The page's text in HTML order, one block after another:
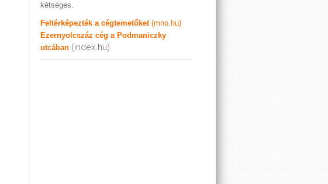
kétséges.
Feltérképezték a cégtemetőket (mno.hu)
Ezernyolcszáz cég a Podmaniczky
utcában (index.hu)